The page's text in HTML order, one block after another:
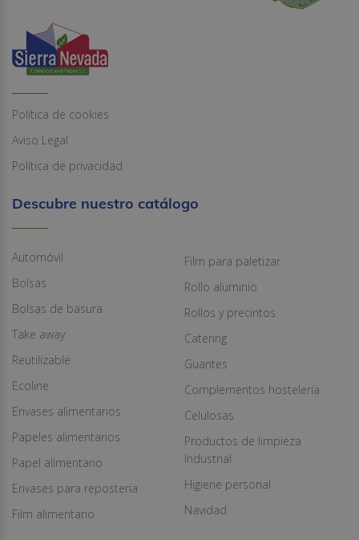
Política de cookies
Aviso Legal
Política de privacidad
Descubre nuestro catálogo
Automóvil
Bolsas
Bolsas de basura
Take away
Reutilizable
Ecoline
Envases alimentarios
Papeles alimentarios
Papel alimentario
Envases para repostería
Film alimentario
Film para paletizar
Rollo aluminio
Rollos y precintos
Catering
Guantes
Complementos hostelería
Celulosas
Productos de limpieza
Industrial
Higiene personal
Navidad